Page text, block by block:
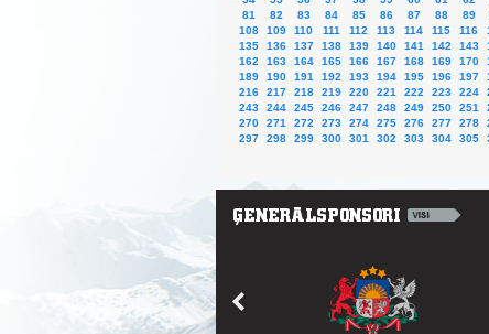
81
82 83 84 85 86 87 88 89
108
109 110 111 112 113 114 115 116
135
136 137 138 139 140 141 142 143
162
163 164 165 166 167 168 169 170
189
190 191 192 193 194 195 196 197
216
217 218 219 220 221 222 223 224
243
244 245 246 247 248 249 250 251
270
271 272 273 274 275 276 277 278
297
298 299 300 301 302 303 304 305